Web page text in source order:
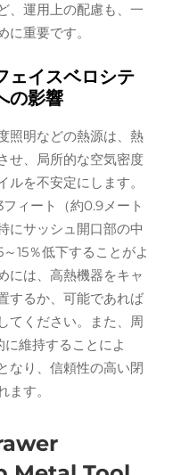
、運用上の配慮も、一
重要です。
ェイスベロシテ
の影響
照明などの熱源は、熱
せ、局所的な空気密度
を不安定にします。
ィート（約0.9メート
にサッシュ開口部の中
15％低下することがよ
には、高熱機器をキャ
するか、可能であれば
てください。また、周
維持することによ
なり、信頼性の高い閉
す。